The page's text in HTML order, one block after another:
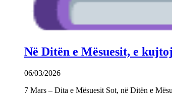
Në Ditën e Mësuesit, e
06/03/2026
7 Mars – Dita e Mësuesit Sot, në Ditën e